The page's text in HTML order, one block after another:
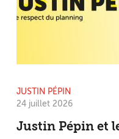
JUSTIN PÉPIN
24 juillet 2026
Justin Pépin et